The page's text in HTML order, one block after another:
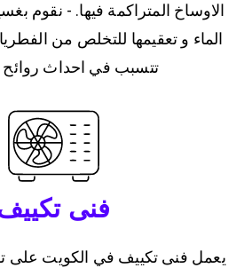
الاوساخ المتراكمة فيها. - نقوم
الماء و تعقيمها للتخلص من
تتسبب في احداث
فنى
يعمل فنى تكييف في الكويت على